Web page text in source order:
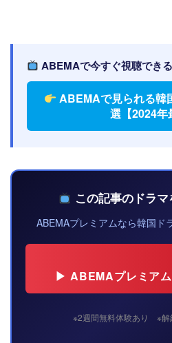
ABEMAで今すぐ視聴でき
ABEMAで見られる韓
選【2024年
この記事のドラマ
ABEMAプレミアムなら韓国ド
▶ ABEMAプレミア
※2週間無料体験あり ※解